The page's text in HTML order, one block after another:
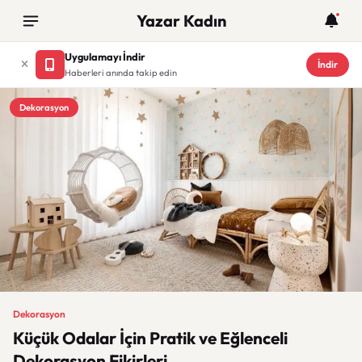
Yazar Kadın
Uygulamayı İndir
Haberleri anında takip edin
İndir
Dekorasyon
Dekorasyon
Küçük Odalar İçin Pratik ve Eğlenceli